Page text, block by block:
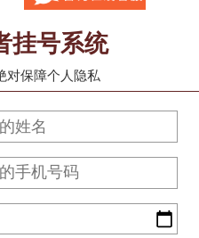
挂号系统
对保障个人隐私